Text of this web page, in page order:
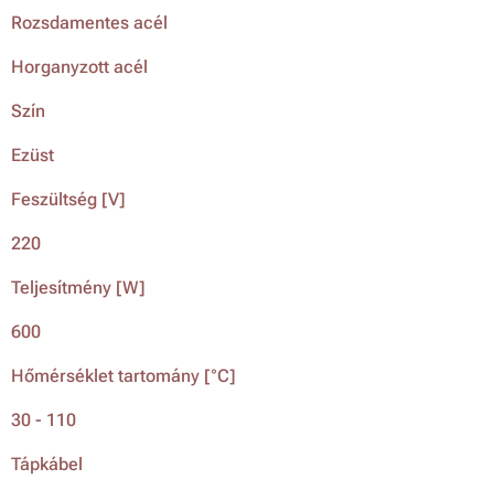
Rozsdamentes acél
Horganyzott acél
Szín
Ezüst
Feszültség [V]
220
Teljesítmény [W]
600
Hőmérséklet tartomány [°C]
30 - 110
Tápkábel